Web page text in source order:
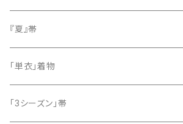
留袖
『夏』帯
「単衣」着物
「3シーズン」帯